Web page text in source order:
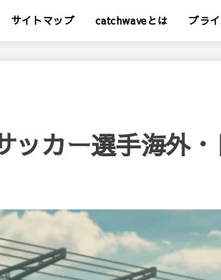
サイトマップ catchwaveとは プラ
ッカー選手海外・